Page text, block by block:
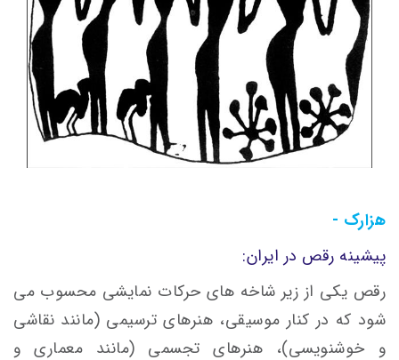
هزارک -
پیشینه رقص در ایران:
رقص یکی از زیر شاخه های حرکات نمایشی محسوب می
شود که در کنار موسیقی، هنرهای ترسیمی (مانند نقاشی
و خوشنویسی)، هنرهای تجسمی (مانند معماری و